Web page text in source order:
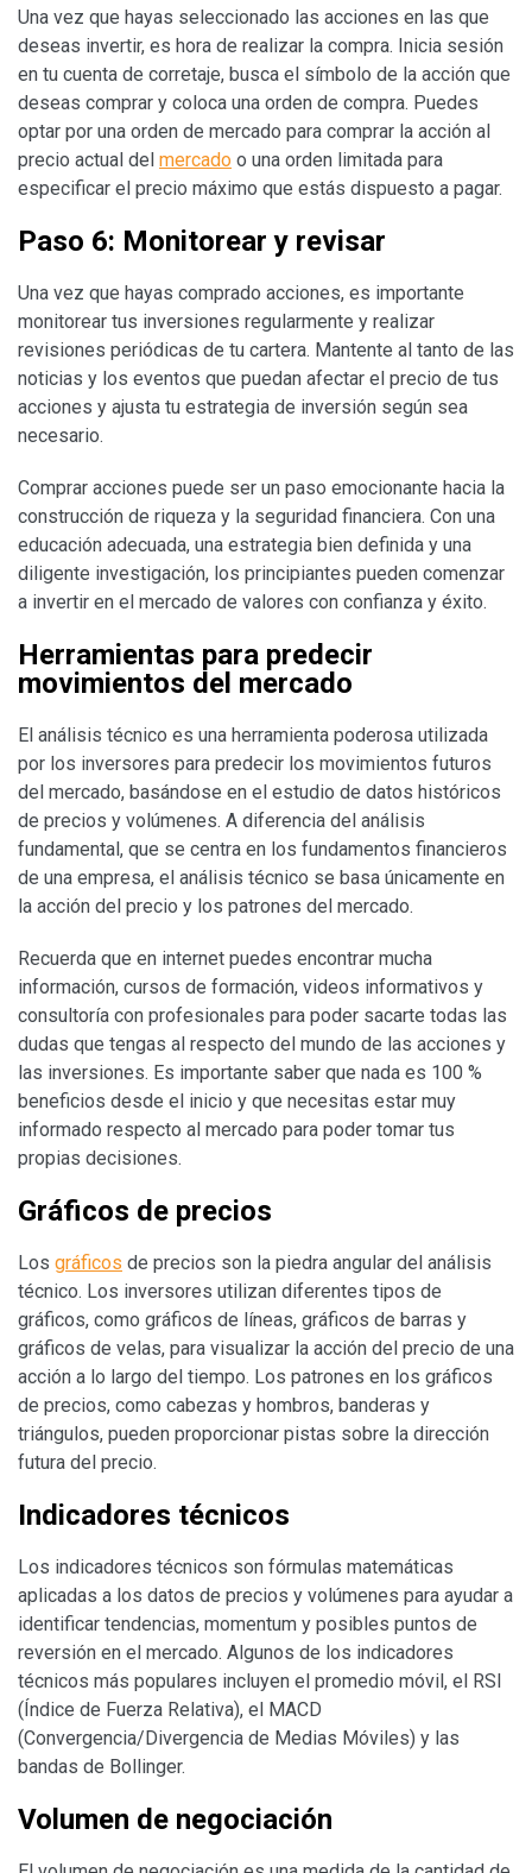
Una vez que hayas seleccionado las acciones en las que
deseas invertir, es hora de realizar la compra. Inicia sesión
en tu cuenta de corretaje, busca el símbolo de la acción que
deseas comprar y coloca una orden de compra. Puedes
optar por una orden de mercado para comprar la acción al
precio actual del mercado o una orden limitada para
especificar el precio máximo que estás dispuesto a pagar.
Paso 6: Monitorear y revisar
Una vez que hayas comprado acciones, es importante
monitorear tus inversiones regularmente y realizar
revisiones periódicas de tu cartera. Mantente al tanto de las
noticias y los eventos que puedan afectar el precio de tus
acciones y ajusta tu estrategia de inversión según sea
necesario.
Comprar acciones puede ser un paso emocionante hacia la
construcción de riqueza y la seguridad financiera. Con una
educación adecuada, una estrategia bien definida y una
diligente investigación, los principiantes pueden comenzar
a invertir en el mercado de valores con confianza y éxito.
Herramientas para predecir
movimientos del mercado
El análisis técnico es una herramienta poderosa utilizada
por los inversores para predecir los movimientos futuros
del mercado, basándose en el estudio de datos históricos
de precios y volúmenes. A diferencia del análisis
fundamental, que se centra en los fundamentos financieros
de una empresa, el análisis técnico se basa únicamente en
la acción del precio y los patrones del mercado.
Recuerda que en internet puedes encontrar mucha
información, cursos de formación, videos informativos y
consultoría con profesionales para poder sacarte todas las
dudas que tengas al respecto del mundo de las acciones y
las inversiones. Es importante saber que nada es 100 %
beneficios desde el inicio y que necesitas estar muy
informado respecto al mercado para poder tomar tus
propias decisiones.
Gráficos de precios
Los gráficos de precios son la piedra angular del análisis
técnico. Los inversores utilizan diferentes tipos de
gráficos, como gráficos de líneas, gráficos de barras y
gráficos de velas, para visualizar la acción del precio de una
acción a lo largo del tiempo. Los patrones en los gráficos
de precios, como cabezas y hombros, banderas y
triángulos, pueden proporcionar pistas sobre la dirección
futura del precio.
Indicadores técnicos
Los indicadores técnicos son fórmulas matemáticas
aplicadas a los datos de precios y volúmenes para ayudar a
identificar tendencias, momentum y posibles puntos de
reversión en el mercado. Algunos de los indicadores
técnicos más populares incluyen el promedio móvil, el RSI
(Índice de Fuerza Relativa), el MACD
(Convergencia/Divergencia de Medias Móviles) y las
bandas de Bollinger.
Volumen de negociación